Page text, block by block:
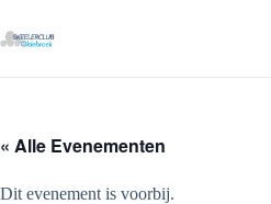
naar
de
« Alle Evenementen
Dit evenement is voorbij.